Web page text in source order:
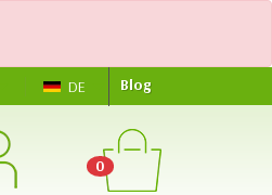
DE Blog
0